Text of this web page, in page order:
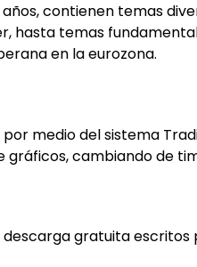
contienen temas
hasta temas
en la eurozona.
medio del sistema
cambiando de
gratuita escritos